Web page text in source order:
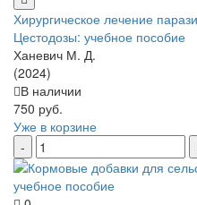
Хирургическое лечение
Цестодозы: учебное пособие
Ханевич М. Д.
(2024)
В наличии
750 руб.
Уже в корзине